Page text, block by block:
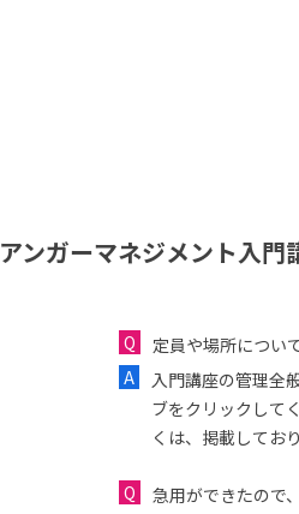
アンガーマネジメント入門
定員や場所につい
入門講座の管理全
ブをクリックして
くは、掲載してお
急用ができたので